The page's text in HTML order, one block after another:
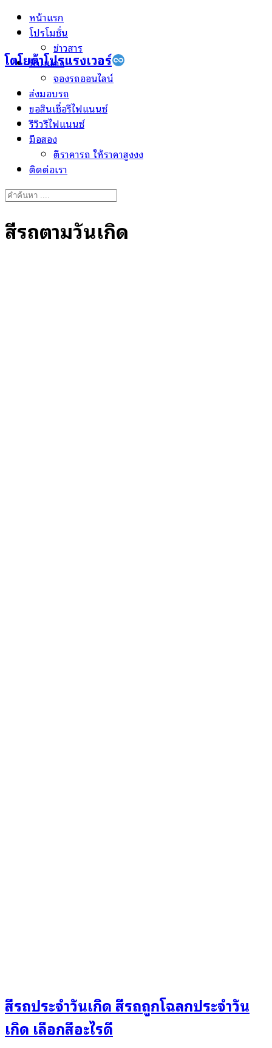
Skip
โตโยต้าโปรแรงเวอร์
หน้าแรก
โปรโมชั่น
ข่าวสาร
ป้ายแดง
จองรถออนไลน์
ส่งมอบรถ
ขอสินเชื่อรีไฟแนนซ์
รีวิวรีไฟแนนซ์
มือสอง
ตีราคารถ ให้ราคาสูงงง
ติดต่อเรา
Search
สีรถตามวันเกิด
สีรถประจําวันเกิด สีรถถูกโฉลกประจําวัน
เกิด เลือกสีอะไรดี